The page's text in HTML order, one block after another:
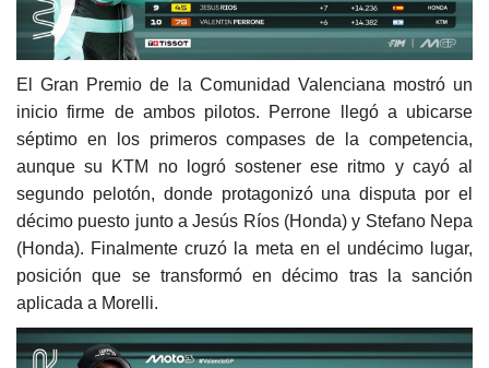
El Gran Premio de la Comunidad Valenciana mostró un
inicio firme de ambos pilotos. Perrone llegó a ubicarse
séptimo en los primeros compases de la competencia,
aunque su KTM no logró sostener ese ritmo y cayó al
segundo pelotón, donde protagonizó una disputa por el
décimo puesto junto a Jesús Ríos (Honda) y Stefano Nepa
(Honda). Finalmente cruzó la meta en el undécimo lugar,
posición que se transformó en décimo tras la sanción
aplicada a Morelli.